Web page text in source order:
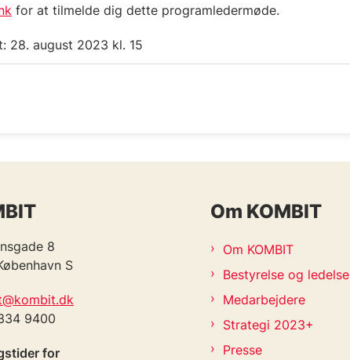
for at tilmelde dig dette programledermøde.
28. august 2023 kl. 15
8
S
9400
for
Om KOMBIT
Om KOMBIT
Bestyrelse og ledelse
Medarbejdere
Strategi 2023+
Presse